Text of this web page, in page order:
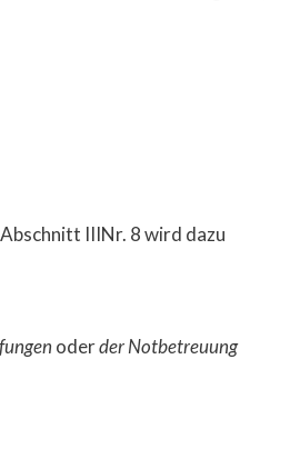
IIINr. 8 wird dazu
oderder Notbetreuung